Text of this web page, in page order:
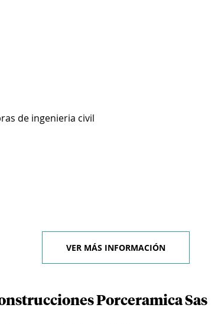
de ingenieria civil
VER MÁS INFORMACIÓN
Porceramica Sas